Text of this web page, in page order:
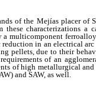
of the Mejías placer of
characterizations a
multicomponent
in an electrical
pellets, due to their
of an
of high metallurgical and
and SAW, as well.